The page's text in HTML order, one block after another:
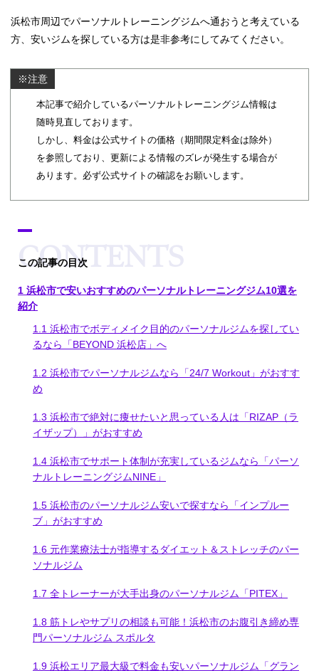
浜松市周辺でパーソナルトレーニングジムへ通おうと考えている
方、安いジムを探している方は是非参考にしてみてください。
※注意
本記事で紹介しているパーソナルトレーニングジム情報は
随時見直しております。
しかし、料金は公式サイトの価格（期間限定料金は除外）
を参照しており、更新による情報のズレが発生する場合が
あります。必ず公式サイトの確認をお願いします。
この記事の目次
]1 浜松市で安いおすすめのパーソナルトレーニングジム10選を
紹介
1.1 浜松市でボディメイク目的のパーソナルジムを探してい
るなら「BEYOND 浜松店」へ
1.2 浜松市でパーソナルジムなら「24/7 Workout」がおすす
め
1.3 浜松市で絶対に痩せたいと思っている人は「RIZAP（ラ
イザップ）」がおすすめ
1.4 浜松市でサポート体制が充実しているジムなら「パーソ
ナルトレーニングジムNINE」
1.5 浜松市のパーソナルジム安いで探すなら「インプルー
ブ」がおすすめ
1.6 元作業療法士が指導するダイエット＆ストレッチのパー
ソナルジム
1.7 全トレーナーが大手出身のパーソナルジム「PITEX」
1.8 筋トレやサプリの相談も可能！浜松市のお腹引き締め専
門パーソナルジム スポルタ
1.9 浜松エリア最大級で料金も安いパーソナルジム「グラン